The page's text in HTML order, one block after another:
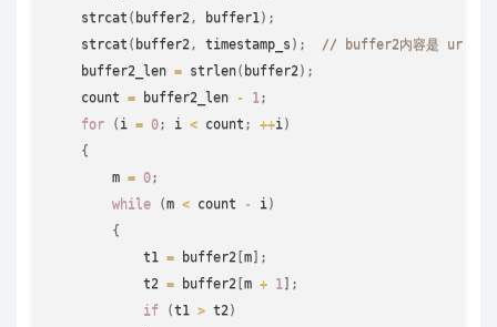
strcat ( buffer2, buffer1) ;
strcat ( buffer2, timestamp_s ) ;
// buffer2内容是 url路径
    buffer2_len
= strlen( buffer2) ;
    count
= buffer2_len - 1;
for
( i = 0; i < count ; ++i)
{
        m
= 0;
while
(m < count - i)
{
            t1
= buffer2 [m] ;
            t2
= buffer2 [m + 1] ;
if
(t1 > t2)